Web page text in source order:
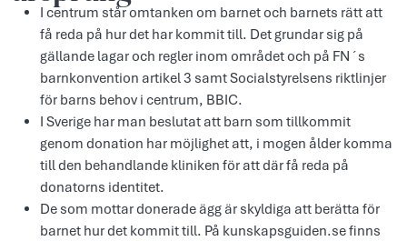
I centrum står omtanken om barnet och barnets rätt att
få reda på hur det har kommit till. Det grundar sig på
gällande lagar och regler inom området och på FN´s
barnkonvention artikel 3 samt Socialstyrelsens riktlinjer
för barns behov i centrum, BBIC.
I Sverige har man beslutat att barn som tillkommit
genom donation har möjlighet att, i mogen ålder komma
till den behandlande kliniken för att där få reda på
donatorns identitet.
De som mottar donerade ägg är skyldiga att berätta för
barnet hur det kommit till. På kunskapsguiden.se finns